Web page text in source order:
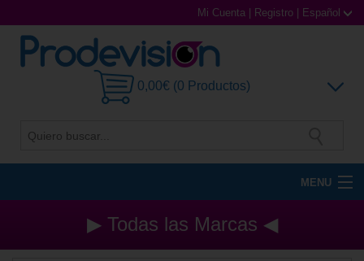
Mi Cuenta Registro Español
0,00€ (0 Productos)
MENU
Gafas de Sol
Gafas Graduadas
▶ Todas las Marcas ◀